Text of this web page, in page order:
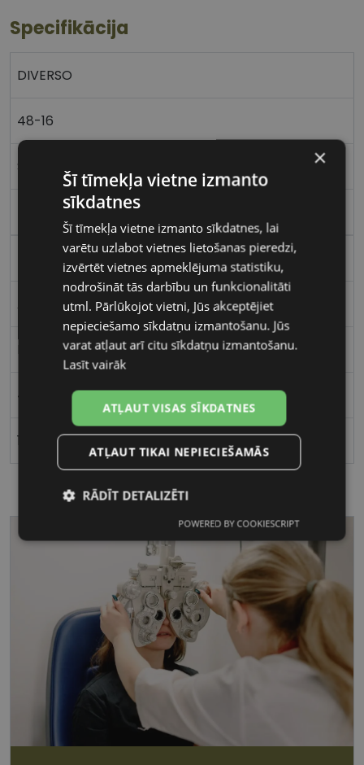
Specifikācija
DIVERSO
48-16
S
Plastmasa
Apaļas / Ovālas
Bērniem
48
16
×
Šī tīmekļa vietne izmanto
sīkdatnes
Šī tīmekļa vietne izmanto sīkdatnes, lai
varētu uzlabot vietnes lietošanas pieredzi,
izvērtēt vietnes apmeklējuma statistiku,
nodrošināt tās darbību un funkcionalitāti
utml. Pārlūkojot vietni, Jūs akceptējiet
nepieciešamo sīkdatņu izmantošanu. Jūs
varat atļaut arī citu sīkdatņu izmantošanu.
Lasīt vairāk
ATĻAUT VISAS SĪKDATNES
ATĻAUT TIKAI NEPIECIEŠAMĀS
RĀDĪT DETALIZĒTI
sīkdatnes
Statistikas
sīkdatnes
Mārketinga
sīkdatnes
Funkcionālās
sīkdatnes
Nepieciešamās sīkdatnes
POWERED BY COOKIESCRIPT